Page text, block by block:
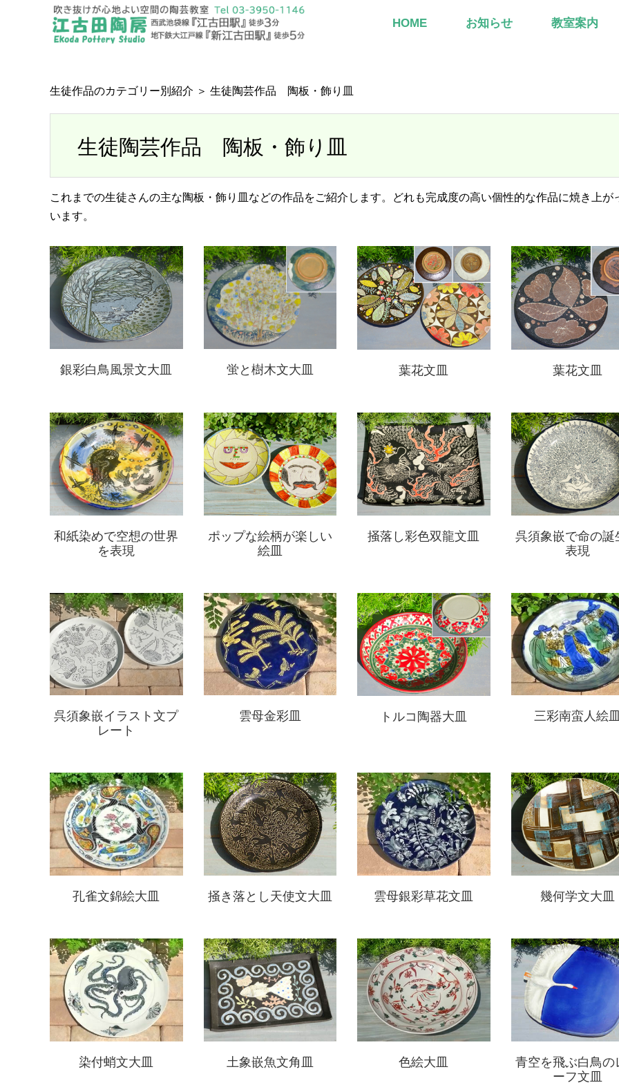
HOME お知らせ 教室案内
生徒作品のカテゴリー別紹介 ＞ 生徒陶芸作品 陶板・飾り皿
生徒陶芸作品 陶板・飾り皿
これまでの生徒さんの主な陶板・飾り皿などの作品をご紹介します。どれも完成度の高い個性的な作品に焼き上が
います。
銀彩白鳥風景文大皿 蛍と樹木文大皿 葉花文皿 葉花文皿
和紙染めで空想の世界
を表現
ポップな絵柄が楽しい
絵皿
掻落し彩色双龍文皿
呉須象嵌で命の誕
表現
呉須象嵌イラスト文プ
レート
雲母金彩皿 トルコ陶器大皿 三彩南蛮人絵
孔雀文錦絵大皿 掻き落とし天使文大皿 雲母銀彩草花文皿 幾何学文大皿
染付蛸文大皿 土象嵌魚文角皿 色絵大皿
青空を飛ぶ白鳥の
ーフ文皿